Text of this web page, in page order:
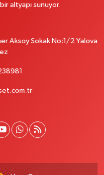
altyapı sunuyor.
Aksoy Sokak No:1/2 Yalova